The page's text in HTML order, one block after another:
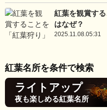
紅葉を観賞す
はなぜ？
2025.11.08.05:31
紅葉名所を条件で検索
ライトアップ
夜も楽しめる紅葉名所